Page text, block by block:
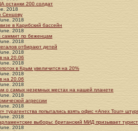
останки 200 солдат
2018
Сенцову
2018
в Карибский бассейн
2018
по беженцам
2018
отбирают детей
2018
на 20.06
2018
в Крым увеличится на 20%
2018
на 20.06
2018
о самых неземных местах на нашей планете
2018
агрессии
2018
турагентства попытались взять офис «Anex Tour»
2018
выборы: британский МИД призывает
2018